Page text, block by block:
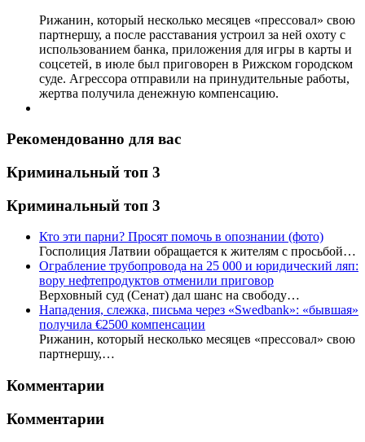
Рижанин, который несколько месяцев «прессовал» свою
партнершу, а после расставания устроил за ней охоту с
использованием банка, приложения для игры в карты и
соцсетей, в июле был приговорен в Рижском городском
суде. Агрессора отправили на принудительные работы,
жертва получила денежную компенсацию.
Рекомендованно для вас
Криминальный топ 3
Криминальный топ 3
Кто эти парни? Просят помочь в опознании (фото)
Госполиция Латвии обращается к жителям с просьбой…
Ограбление трубопровода на 25 000 и юридический ляп:
вору нефтепродуктов отменили приговор
Верховный суд (Сенат) дал шанс на свободу…
Нападения, слежка, письма через «Swedbank»: «бывшая»
получила €2500 компенсации
Рижанин, который несколько месяцев «прессовал» свою
партнершу,…
Комментарии
Комментарии